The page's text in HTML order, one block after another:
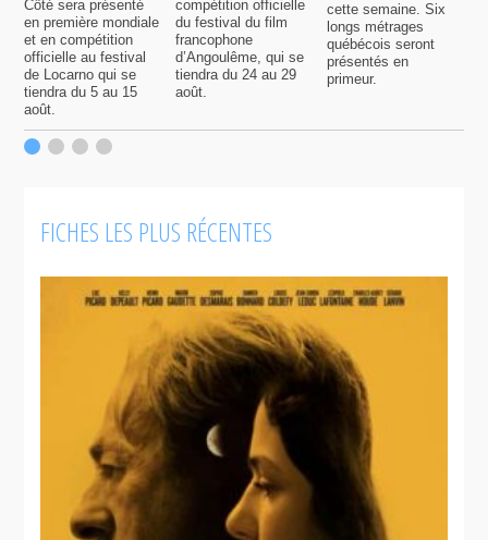
Côté sera présenté
en première mondiale
et en compétition
officielle au festival
de Locarno qui se
tiendra du 5 au 15
août.
compétition officielle
du festival du film
francophone
d’Angoulême, qui se
tiendra du 24 au 29
août.
cette semaine. Six
longs métrages
québécois seront
présentés en
primeur.
FICHES LES PLUS RÉCENTES